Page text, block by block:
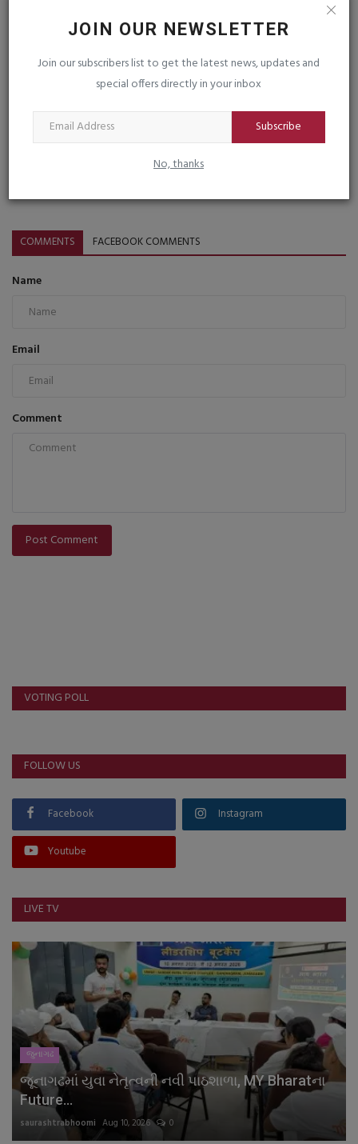
JOIN OUR NEWSLETTER
Join our subscribers list to get the latest news, updates and
special offers directly in your inbox
Subscribe
No, thanks
COMMENTS FACEBOOK COMMENTS
Name
Email
Comment
Post Comment
VOTING POLL
FOLLOW US
Facebook Instagram
Youtube
LIVE TV
જુનાગઢ
જૂનાગઢમાં યુવા નેતૃત્વની નવી પાઠશાળા, MY Bharatના
Future...
saurashtrabhoomi Aug 10, 2026 0